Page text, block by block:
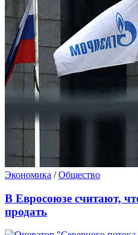
Экономика /Общество
В Евросоюзе считают,
продать